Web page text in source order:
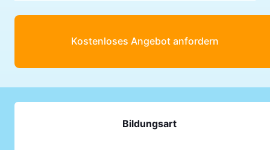
Kostenloses Angebot anfordern
Bildungsart